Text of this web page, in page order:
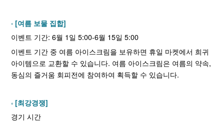
[여름 보물 집합]
이벤트 기간: 6월 1일 5:00-6월 15일 5:00
이벤트 기간 중 여름 아이스크림을 보유하면 휴일 마켓에서 희귀
아이템으로 교환할 수 있습니다. 여름 아이스크림은 여름의 약속,
동심의 즐거움 회피전에 참여하여 획득할 수 있습니다.
[최강경쟁]
경기 시간